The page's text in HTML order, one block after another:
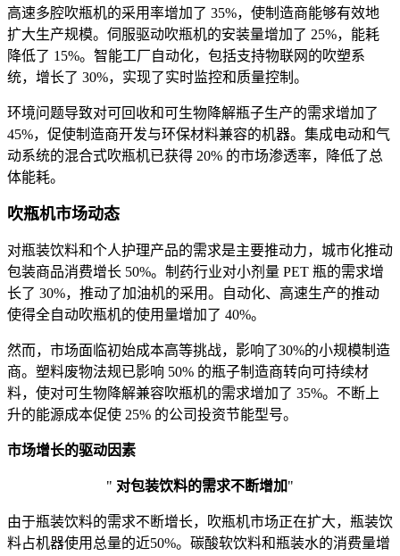
高速多腔吹瓶机的采用率增加了 35%，使制造商能够有效地
扩大生产规模。伺服驱动吹瓶机的安装量增加了 25%，能耗
降低了 15%。智能工厂自动化，包括支持物联网的吹塑系
统，增长了 30%，实现了实时监控和质量控制。
环境问题导致对可回收和可生物降解瓶子生产的需求增加了
45%，促使制造商开发与环保材料兼容的机器。集成电动和气
动系统的混合式吹瓶机已获得 20% 的市场渗透率，降低了总
体能耗。
吹瓶机市场动态
对瓶装饮料和个人护理产品的需求是主要推动力，城市化推动
包装商品消费增长 50%。制药行业对小剂量 PET 瓶的需求增
长了 30%，推动了加油机的采用。自动化、高速生产的推动
使得全自动吹瓶机的使用量增加了 40%。
然而，市场面临初始成本高等挑战，影响了30%的小规模制造
商。塑料废物法规已影响 50% 的瓶子制造商转向可持续材
料，使对可生物降解兼容吹瓶机的需求增加了 35%。不断上
升的能源成本促使 25% 的公司投资节能型号。
市场增长的驱动因素
" 对包装饮料的需求不断增加"
由于瓶装饮料的需求不断增长，吹瓶机市场正在扩大，瓶装饮
料占机器使用总量的近50%。碳酸软饮料和瓶装水的消费量增